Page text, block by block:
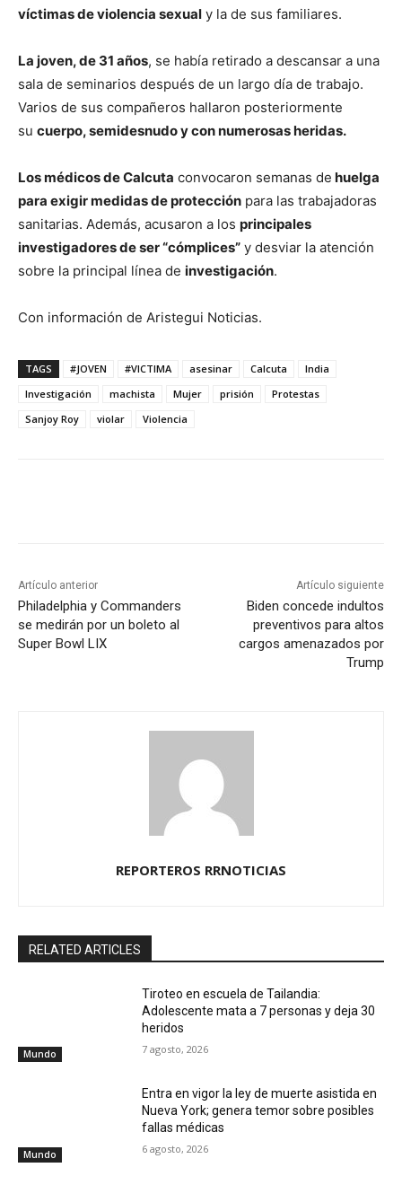
víctimas de violencia sexual y la de sus familiares.
La joven, de 31 años, se había retirado a descansar a una
sala de seminarios después de un largo día de trabajo.
Varios de sus compañeros hallaron posteriormente
su cuerpo, semidesnudo y con numerosas heridas.
Los médicos de Calcuta convocaron semanas de huelga
para exigir medidas de protección para las trabajadoras
sanitarias. Además, acusaron a los principales
investigadores de ser “cómplices” y desviar la atención
sobre la principal línea de investigación.
Con información de Aristegui Noticias.
TAGS #JOVEN #VICTIMA asesinar Calcuta
India
Investigación
machista Mujer prisión
Protestas
Sanjoy Roy
violar Violencia
Artículo anterior
Philadelphia y Commanders
se medirán por un boleto al
Super Bowl LIX
Artículo siguiente
Biden concede indultos
preventivos para altos
cargos amenazados por
Trump
REPORTEROS RRNOTICIAS
RELATED ARTICLES
Mundo
Tiroteo en escuela de Tailandia:
Adolescente mata a 7 personas y deja 30
heridos
7 agosto, 2026
Mundo
Entra en vigor la ley de muerte asistida en
Nueva York; genera temor sobre posibles
fallas médicas
6 agosto, 2026